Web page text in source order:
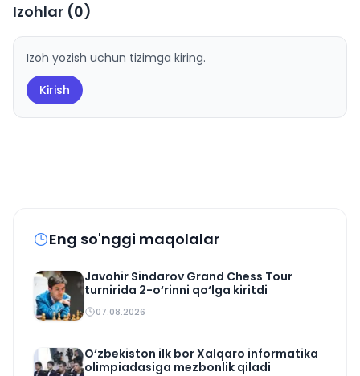
Izohlar (0)
Izoh yozish uchun tizimga kiring.
Kirish
Eng so'nggi maqolalar
Javohir Sindarov Grand Chess Tour
turnirida 2-o‘rinni qo‘lga kiritdi
07.08.2026
O‘zbekiston ilk bor Xalqaro informatika
olimpiadasiga mezbonlik qiladi